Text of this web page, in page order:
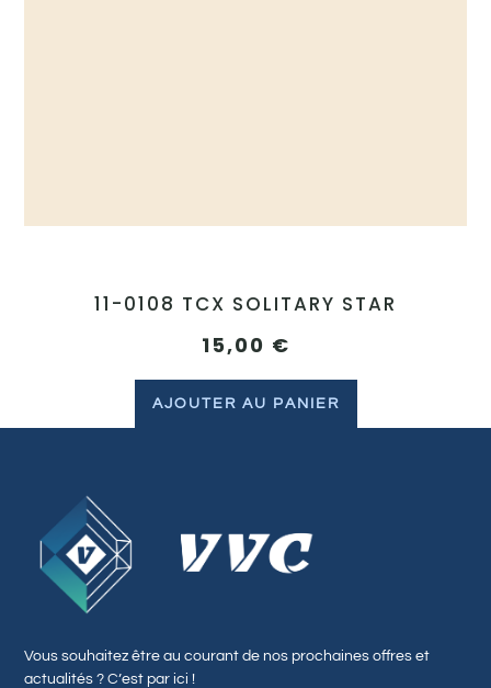
11-0108 TCX SOLITARY STAR
15,00 €
AJOUTER AU PANIER
Vous souhaitez être au courant de nos prochaines offres et
actualités ? C’est par ici !